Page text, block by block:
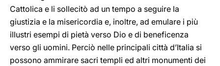
Cattolica e li sollecitò ad un tempo a seguire la
giustizia e la misericordia e, inoltre, ad emulare i più
illustri esempi di pietà verso Dio e di beneficenza
verso gli uomini. Perciò nelle principali città d’Italia si
possono ammirare sacri templi ed altri monumenti dei